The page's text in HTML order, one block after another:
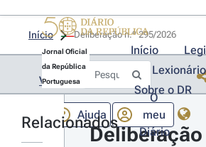
Jornal Oficial
da República
Portuguesa
Início
Lexionário
Sobre o DR
Ajuda
O
meu
Diário
Início
Voltar
Relacionados
Deliberação